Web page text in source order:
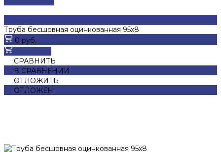
Труба бесшовная оцинкованная 95х8
0 руб.
СРАВНИТЬ
В СРАВНЕНИИ
ОТЛОЖИТЬ
ОТЛОЖЕН